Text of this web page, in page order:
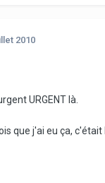
2010
URGENT là.
que j'ai eu ça,